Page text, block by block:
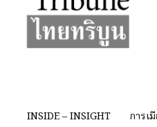
INSIDE – INSIGHT การเ